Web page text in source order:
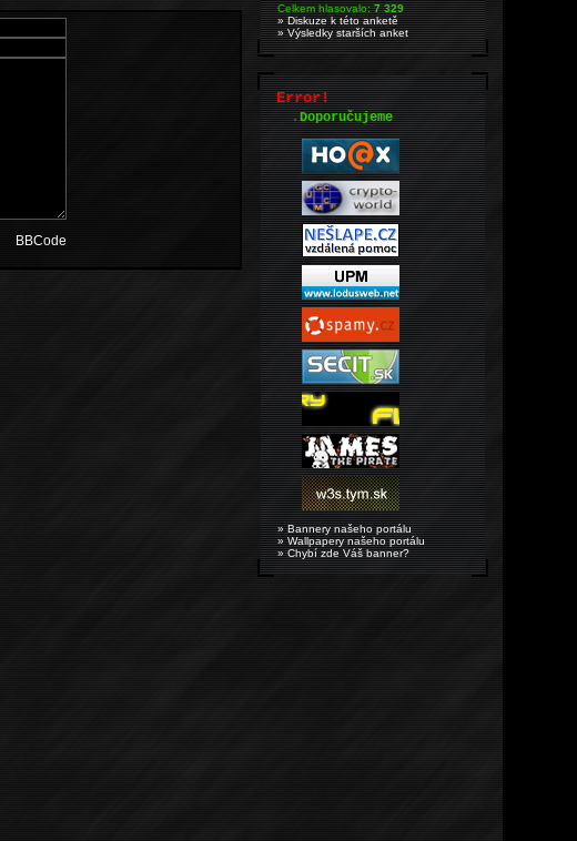
BBCode
Celkem hlasovalo:7 329
» Diskuze k této anketě
» Výsledky starších anket
Error!
.Doporučujeme
» Bannery našeho portálu
» Wallpapery našeho portálu
» Chybí zde Váš banner?